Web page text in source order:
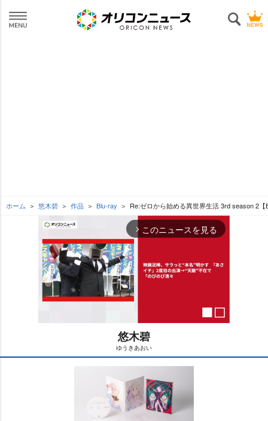
ホーム 悠木碧 作品 Blu-ray Re:ゼロから始める異世界生活 3rd season 2【
arrow_forward_ios このニュースを見る
M
u
悠木碧
ゆうきあおい